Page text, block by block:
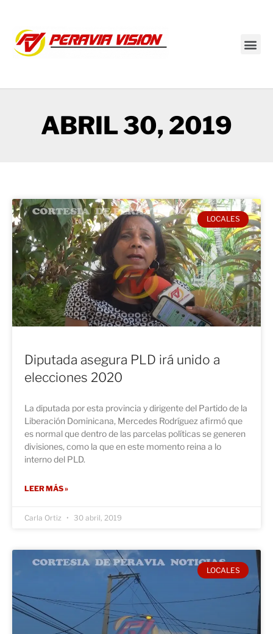
ABRIL 30, 2019
LOCALES
Diputada asegura PLD irá unido a
elecciones 2020
La diputada por esta provincia y dirigente del Partido de la
Liberación Dominicana, Mercedes Rodríguez afirmó que
es normal que dentro de las parcelas políticas se generen
divisiones, como la que en este momento reina a lo
interno del PLD.
LEER MÁS »
Carla Ortiz 30 abril, 2019
LOCALES